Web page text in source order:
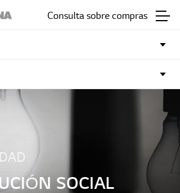
Consulta sobre compras
SOCIAL